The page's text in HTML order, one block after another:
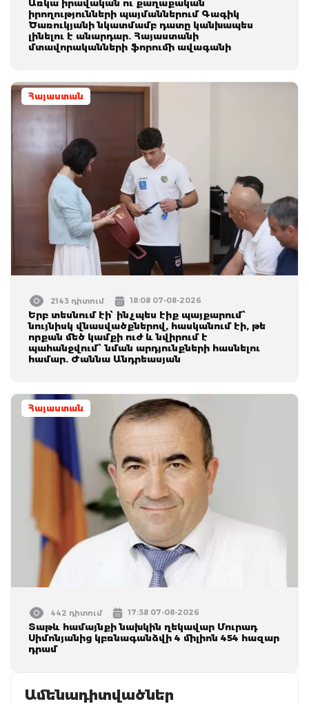
Առկա իրավական ու քաղաքական
իրողությունների պայմաններում Գագիկ
Ծառուկյանի նկատմամբ դատը կանխապես
լինելու է անարդար. Հայաստանի
մտավորականների ֆորումի ավագանի
Հայաստան
2143 դիտում 18:08 07-08-2026
Երբ տեսնում էի՝ ինչպես էիք պայքարում՝
նույնիսկ վնասվածքներով, հասկանում էի, թե
որքան մեծ կամքի ուժ և նվիրում է
պահանջվում՝ նման արդյունքների հասնելու
համար. Ժաննա Անդրեասյան
Հայաստան
442 դիտում 17:38 07-08-2026
Տաթև համայնքի նախկին ղեկավար Մուրադ
Սիմոնյանից կբռնագանձվի 4 միլիոն 454 հազար
դրամ
Ամենադիտվածներ